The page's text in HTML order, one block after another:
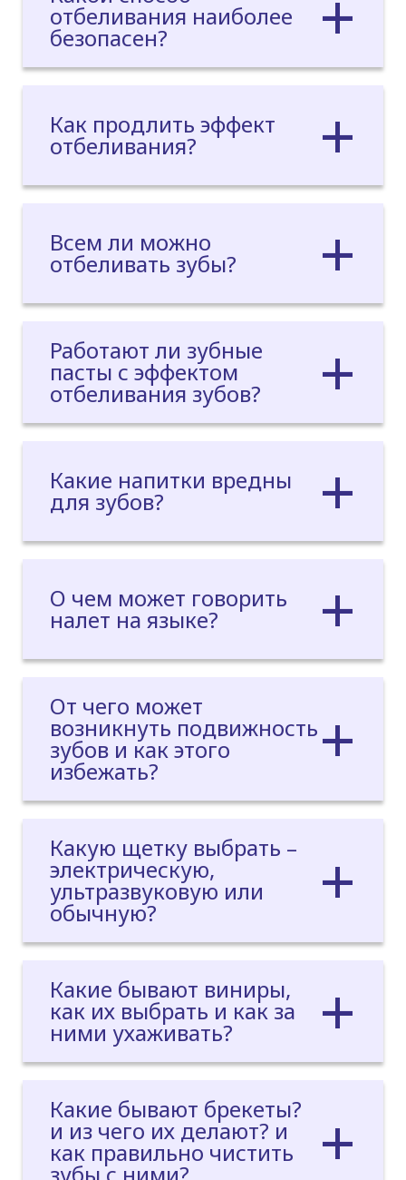
отбеливания наиболее
безопасен?
Как продлить эффект
отбеливания?
Всем ли можно
отбеливать зубы?
Работают ли зубные
пасты с эффектом
отбеливания зубов?
Какие напитки вредны
для зубов?
О чем может говорить
налет на языке?
От чего может
возникнуть подвижность
зубов и как этого
избежать?
Какую щетку выбрать –
электрическую,
ультразвуковую или
обычную?
Какие бывают виниры,
как их выбрать и как за
ними ухаживать?
Какие бывают брекеты?
и из чего их делают? и
как правильно чистить